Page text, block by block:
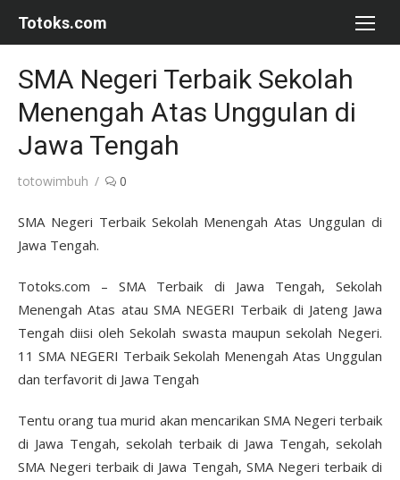
Totoks.com
SMA Negeri Terbaik Sekolah
Menengah Atas Unggulan di
Jawa Tengah
Author
totowimbuh 0
SMA Negeri Terbaik Sekolah Menengah Atas Unggulan di
Jawa Tengah.
Totoks.com – SMA Terbaik di Jawa Tengah, Sekolah
Menengah Atas atau SMA NEGERI Terbaik di Jateng Jawa
Tengah diisi oleh Sekolah swasta maupun sekolah Negeri.
11 SMA NEGERI Terbaik Sekolah Menengah Atas Unggulan
dan terfavorit di Jawa Tengah
Tentu orang tua murid akan mencarikan SMA Negeri terbaik
di Jawa Tengah, sekolah terbaik di Jawa Tengah, sekolah
SMA Negeri terbaik di Jawa Tengah, SMA Negeri terbaik di